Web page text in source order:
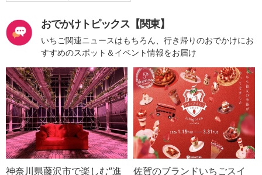
おでかけトピックス【関東】
いちご関連ニュースはもちろん、行き帰りのおでかけにお
すすめのスポット＆イベント情報をお届け
神奈川県藤沢市で楽しむ“進 佐賀のブランドいちごスイ